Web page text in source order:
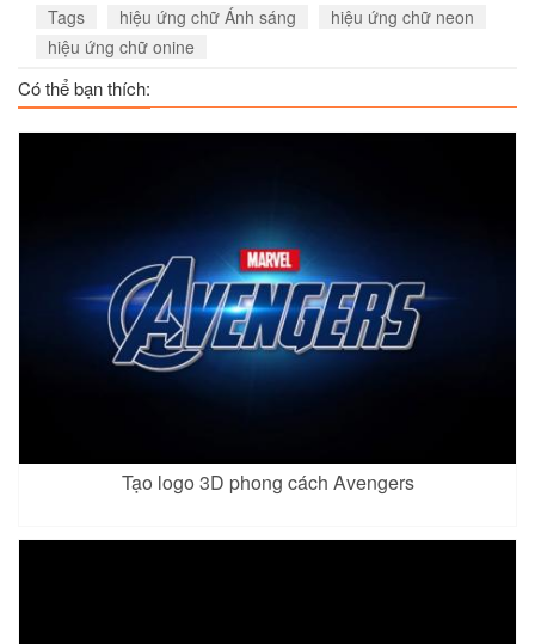
Tags hiệu ứng chữ Ánh sáng
hiệu ứng chữ neon
hiệu ứng chữ onine
Có thể bạn thích:
Tạo logo 3D phong cách Avengers